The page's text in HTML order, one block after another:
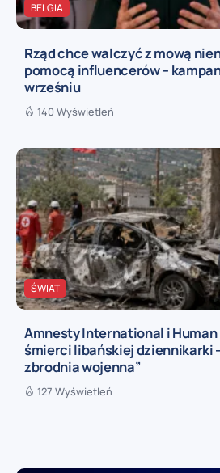
BELGIA
Rząd chce walczyć z mową
pomocą influencerów –
wrześniu
140 Wyświetleń
ŚWIAT
Amnesty International i Human
śmierci libańskiej dziennikarki
zbrodnia wojenna”
127 Wyświetleń